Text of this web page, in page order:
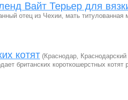
Вайт Терьер для
отец из Чехии, мать
котят (Краснодар, Краснодарский
британских короткошерстных